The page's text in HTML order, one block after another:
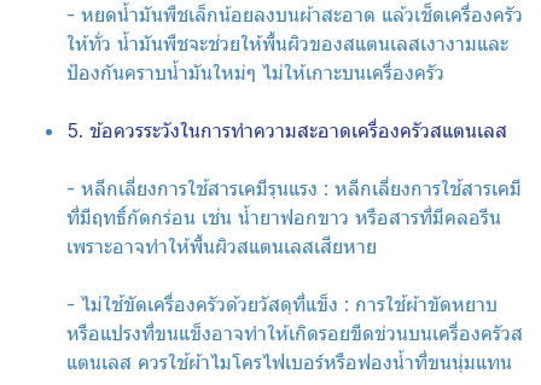
- หยดน้ำมันพืชเล็กน้อยลงบนผ้าสะอาด แล้วเช็ดเครื่องครัว
ให้ทั่ว น้ำมันพืชจะช่วยให้พื้นผิวของสแตนเลสเงางามและ
ป้องกันคราบน้ำมันใหม่ๆ ไม่ให้เกาะบนเครื่องครัว
5. ข้อควรระวังในการทำความสะอาดเครื่องครัวสแตนเลส
- หลีกเลี่ยงการใช้สารเคมีรุนแรง : หลีกเลี่ยงการใช้สารเคมี
ที่มีฤทธิ์กัดกร่อน เช่น น้ำยาฟอกขาว หรือสารที่มีคลอรีน
เพราะอาจทำให้พื้นผิวสแตนเลสเสียหาย
- ไม่ใช้ขัดเครื่องครัวด้วยวัสดุที่แข็ง : การใช้ผ้าขัดหยาบ
หรือแปรงที่ขนแข็งอาจทำให้เกิดรอยขีดข่วนบนเครื่องครัวส
แตนเลส ควรใช้ผ้าไมโครไฟเบอร์หรือฟองน้ำที่ขนนุ่มแทน